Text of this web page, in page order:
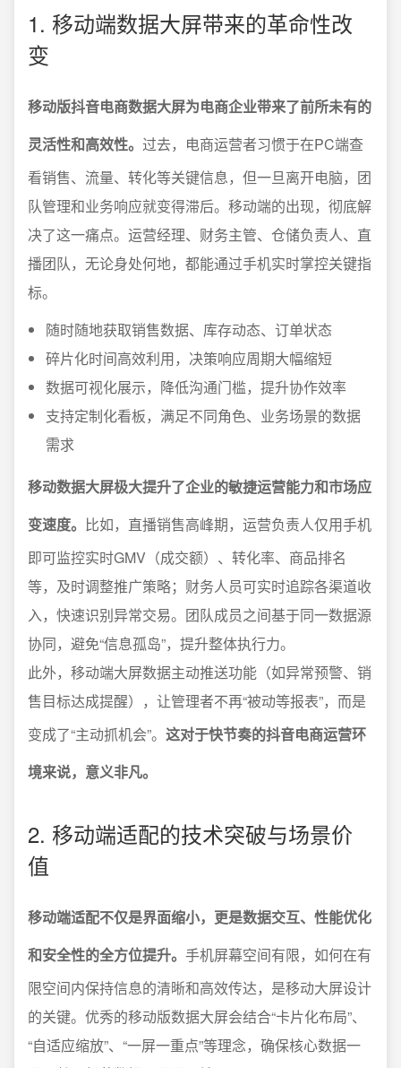
1. 移动端数据大屏带来的革命性改
变
移动版抖音电商数据大屏为电商企业带来了前所未有的
灵活性和高效性。 过去，电商运营者习惯于在PC端查
看销售、流量、转化等关键信息，但一旦离开电脑，团
队管理和业务响应就变得滞后。移动端的出现，彻底解
决了这一痛点。运营经理、财务主管、仓储负责人、直
播团队，无论身处何地，都能通过手机实时掌控关键指
标。
随时随地获取销售数据、库存动态、订单状态
碎片化时间高效利用，决策响应周期大幅缩短
数据可视化展示，降低沟通门槛，提升协作效率
支持定制化看板，满足不同角色、业务场景的数据
需求
移动数据大屏极大提升了企业的敏捷运营能力和市场应
变速度。 比如，直播销售高峰期，运营负责人仅用手机
即可监控实时GMV（成交额）、转化率、商品排名
等，及时调整推广策略；财务人员可实时追踪各渠道收
入，快速识别异常交易。团队成员之间基于同一数据源
协同，避免“信息孤岛”，提升整体执行力。
此外，移动端大屏数据主动推送功能（如异常预警、销
售目标达成提醒），让管理者不再“被动等报表”，而是
变成了“主动抓机会”。 这对于快节奏的抖音电商运营环
境来说，意义非凡。
2. 移动端适配的技术突破与场景价
值
移动端适配不仅是界面缩小，更是数据交互、性能优化
和安全性的全方位提升。 手机屏幕空间有限，如何在有
限空间内保持信息的清晰和高效传达，是移动大屏设计
的关键。优秀的移动版数据大屏会结合“卡片化布局”、
“自适应缩放”、“一屏一重点”等理念，确保核心数据一